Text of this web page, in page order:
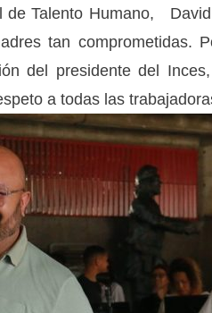
de Talento Humano,
tan comprometidas.
del presidente del
a todas las